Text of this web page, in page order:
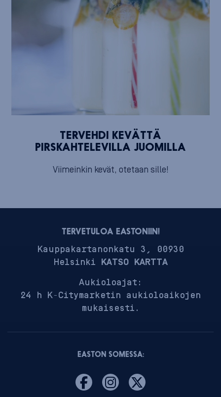
TERVEHDI KEVÄTTÄ
PIRSKAHTELEVILLA JUOMILLA
Viimeinkin kevät, otetaan sille!
TERVETULOA EASTONIIN!
Kauppakartanonkatu 3, 00930
Helsinki KATSO KARTTA
Aukioloajat:
24 h K-Citymarketin aukioloaikojen
mukaisesti.
EASTON SOMESSA: